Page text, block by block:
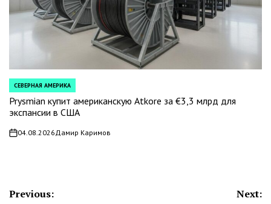
POSTED
IN
СЕВЕРНАЯ АМЕРИКА
Prysmian купит американскую Atkore за €3,3 млрд для
экспансии в США
on04.08.2026 Дамир Каримов
Навигация
Previous: Next: